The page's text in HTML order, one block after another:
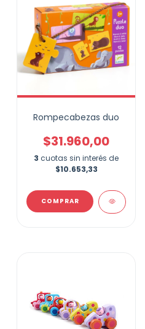
Rompecabezas duo
$31.960,00
3 cuotas sin interés de
$10.653,33
COMPRAR